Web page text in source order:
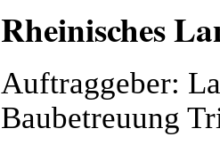
Rheinisches
Auftraggeber:
Baubetreuung